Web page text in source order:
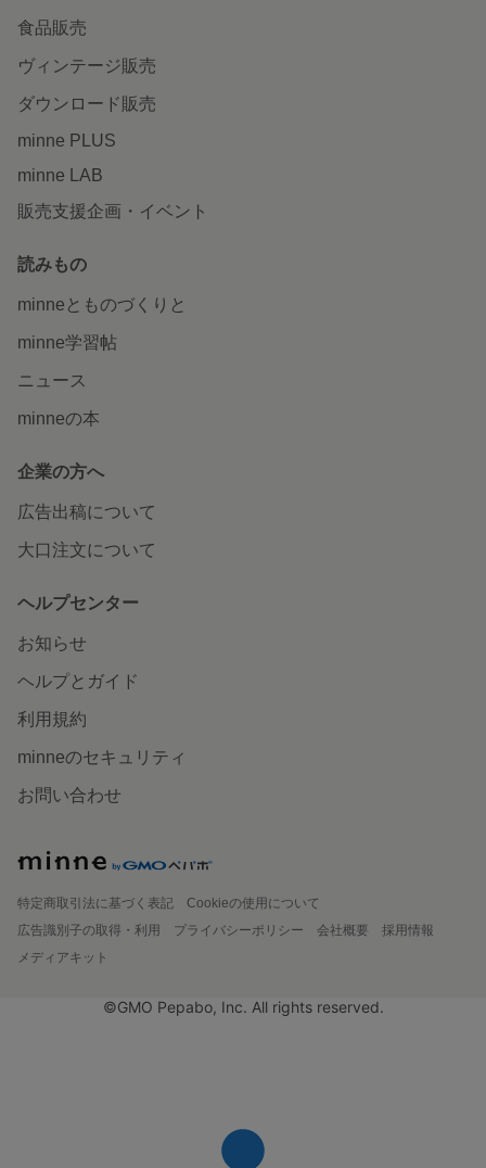
食品販売
ヴィンテージ販売
ダウンロード販売
minne PLUS
minne LAB
販売支援企画・イベント
読みもの
minneとものづくりと
minne学習帖
ニュース
minneの本
企業の方へ
広告出稿について
大口注文について
ヘルプセンター
お知らせ
ヘルプとガイド
利用規約
minneのセキュリティ
お問い合わせ
特定商取引法に基づく表記
Cookieの使用について
広告識別子の取得・利用
プライバシーポリシー 会社概要
採用情報
メディアキット
©GMO Pepabo, Inc. All rights reserved.